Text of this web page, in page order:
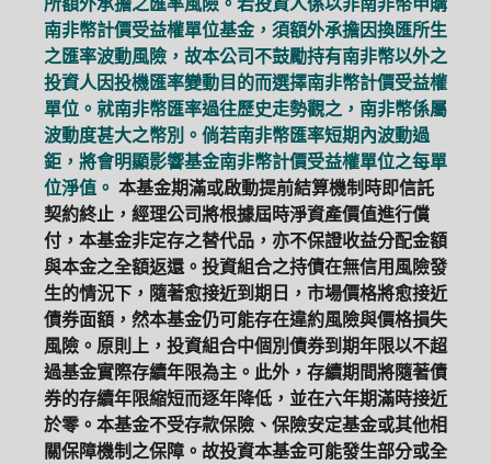
所額外承擔之匯率風險。若投資人係以非南非幣申購
南非幣計價受益權單位基金，須額外承擔因換匯所生
之匯率波動風險，故本公司不鼓勵持有南非幣以外之
投資人因投機匯率變動目的而選擇南非幣計價受益權
單位。就南非幣匯率過往歷史走勢觀之，南非幣係屬
波動度甚大之幣別。倘若南非幣匯率短期內波動過
鉅，將會明顯影響基金南非幣計價受益權單位之每單
位淨值。 本基金期滿或啟動提前結算機制時即信託
契約終止，經理公司將根據屆時淨資產價值進行償
付，本基金非定存之替代品，亦不保證收益分配金額
與本金之全額返還。投資組合之持債在無信用風險發
生的情況下，隨著愈接近到期日，市場價格將愈接近
債券面額，然本基金仍可能存在違約風險與價格損失
風險。原則上，投資組合中個別債券到期年限以不超
過基金實際存續年限為主。此外，存續期間將隨著債
券的存續年限縮短而逐年降低，並在六年期滿時接近
於零。本基金不受存款保險、保險安定基金或其他相
關保障機制之保障。故投資本基金可能發生部分或全